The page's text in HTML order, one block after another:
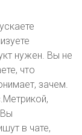
нужен. Вы не
что
зачем.
в чате,